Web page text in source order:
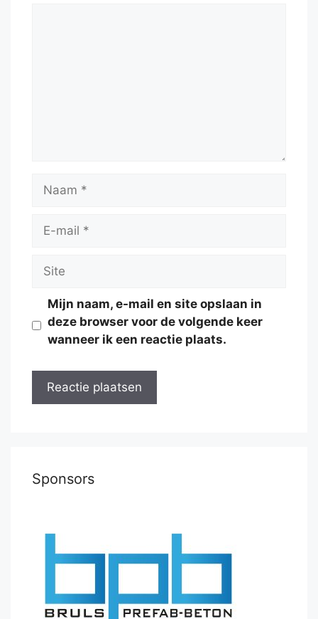
Naam
Site
Mijn naam, e-mail en site opslaan in
deze browser voor de volgende keer
wanneer ik een reactie plaats.
Sponsors